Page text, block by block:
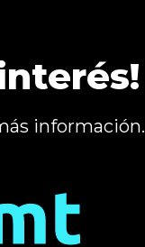
información.